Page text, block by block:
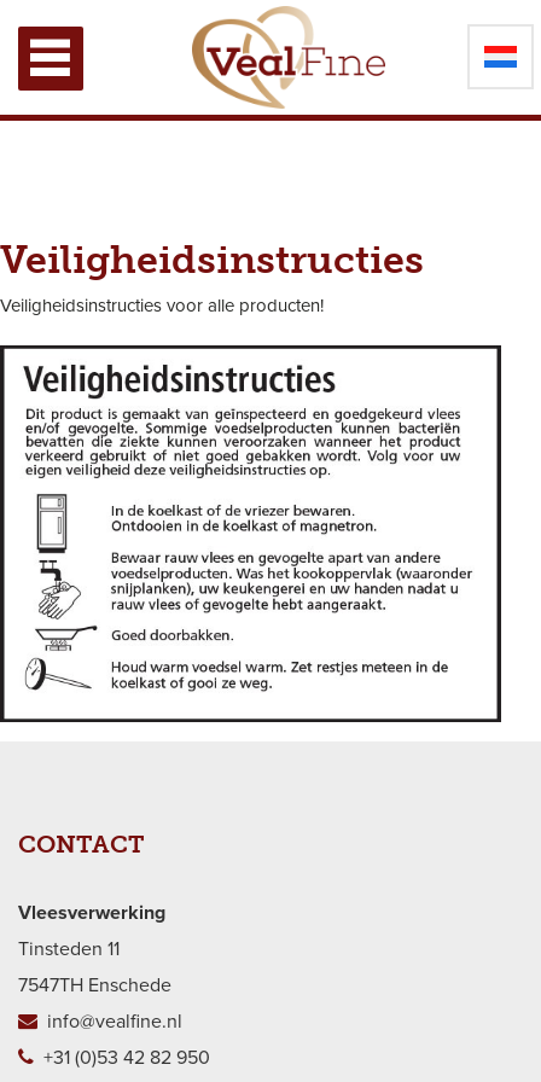
Veiligheidsinstructies
Veiligheidsinstructies voor alle producten!
CONTACT
Vleesverwerking
Tinsteden 11
7547TH Enschede
info@vealfine.nl
+31 (0)53 42 82 950